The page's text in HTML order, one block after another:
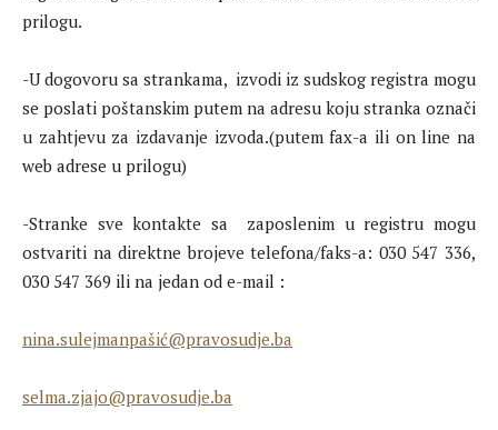
prilogu.
-U dogovoru sa strankama, izvodi iz sudskog registra mogu
se poslati poštanskim putem na adresu koju stranka označi
u zahtjevu za izdavanje izvoda.(putem fax-a ili on line na
web adrese u prilogu)
-Stranke sve kontakte sa zaposlenim u registru mogu
ostvariti na direktne brojeve telefona/faks-a: 030 547 336,
030 547 369 ili na jedan od e-mail :
nina.sulejmanpašić@pravosudje.ba
selma.zjajo@pravosudje.ba